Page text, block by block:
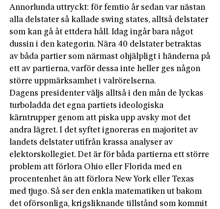
Annorlunda uttryckt: för femtio år sedan var nästan
alla delstater så kallade swing states, alltså delstater
som kan gå åt ett­dera håll. Idag ingår bara något
dussin i den kategorin. Nära 40 delstater betraktas
av båda partier som närmast ohjälpligt i händerna på
ett av partierna, varför dessa inte heller ges någon
större uppmärksamhet i valrörelserna.
Dagens presidenter väljs alltså i den mån de lyckas
turboladda det egna partiets ideologiska
kärntrupper genom att piska upp avsky mot det
andra lägret. I det syftet ignoreras en majoritet av
landets delstater utifrån krassa analyser av
elektorskollegiet. Det är för båda partierna ett större
problem att förlora Ohio eller Florida med en
procentenhet än att förlora New York eller Texas
med tjugo. Så ser den enkla matematiken ut bakom
det oförsonliga, krigsliknande tillstånd som kommit